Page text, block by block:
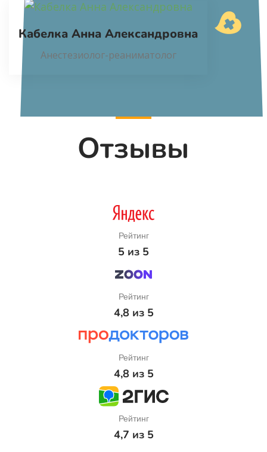
Кабелка Анна Александровна
Анестезиолог-реаниматолог
Отзывы
Рейтинг
5 из 5
Рейтинг
4,8 из 5
Рейтинг
4,8 из 5
Рейтинг
4,7 из 5